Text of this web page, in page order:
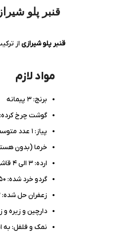
قنبر پلو
قنبر پلو شیرازی از
مواد لازم
برنج: ۳ پیمانه
گوشت چرخ کرده: ۳۰۰ گرم
پیاز: ۱ عدد متوسط
خرما (بدون هسته): ۲۰ الی ۲۵ عدد (به جای خرما از کشمش نیز می
ارده: ۳ الی ۴ قاشق غذا خوری
گردو خرد شده: ۵۰ گرم (اختیاری)
زعفران حل شده: ۲ قاشق غذا خوری
دارچین و زیره و
نمک و فلفل: به